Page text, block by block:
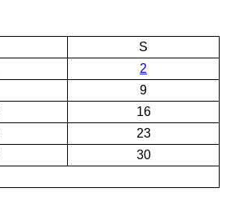
S
2
9
16
23
30